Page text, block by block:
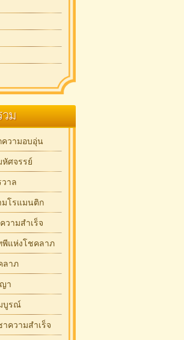
ม
ความอบอุ่น
ศจรรย์
าล
มโรแมนติก
วามสำเร็จ
พีแห่งโชคลาภ
ลาภ
า
บูรณ์
ความสำเร็จ